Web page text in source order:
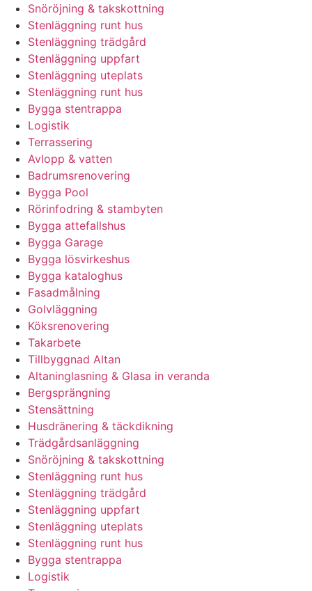
Snöröjning & takskottning
Stenläggning runt hus
Stenläggning trädgård
Stenläggning uppfart
Stenläggning uteplats
Stenläggning runt hus
Bygga stentrappa
Logistik
Terrassering
Avlopp & vatten
Badrumsrenovering
Bygga Pool
Rörinfodring & stambyten
Bygga attefallshus
Bygga Garage
Bygga lösvirkeshus
Bygga kataloghus
Fasadmålning
Golvläggning
Köksrenovering
Takarbete
Tillbyggnad Altan
Altaninglasning & Glasa in veranda
Bergsprängning
Stensättning
Husdränering & täckdikning
Trädgårdsanläggning
Snöröjning & takskottning
Stenläggning runt hus
Stenläggning trädgård
Stenläggning uppfart
Stenläggning uteplats
Stenläggning runt hus
Bygga stentrappa
Logistik